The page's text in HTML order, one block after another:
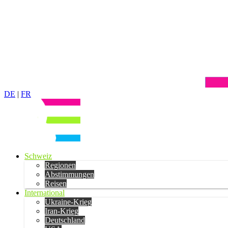
DE | FR
Schweiz
Regionen
Abstimmungen
Reisen
International
Ukraine-Krieg
Iran-Krieg
Deutschland